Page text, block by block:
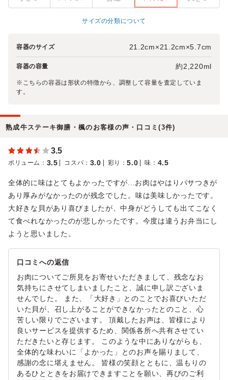
サイズの分類について
容器のサイズ 21.2cm×21.2cm×5.7cm
容器の容量 約2,220ml
※こちらの容器は形状の特徴から、調整して容量を査定していま
す。
熟成牛ステーキ御膳・楓のお客様の声・口コミ(3件)
3.5
ボリューム ： 3.5 コスパ ： 3.0 彩り ：5.0 味 ： 4.5
全体的に味はとてもよかったですが...お肉はやはりパサつきが
あり厚みがなかったのが残念でした。味は美味しかったです。
大好きな貝があり喜びましたが、中身がどうしても出てこなく
て食べれなかったのが悲しかったです。今度は違うお弁当にし
ようと思いました。
口コミへの返信
お肉についてご所見をお寄せいただきまして、残念なお
気持ちにさせてしまいましたこと、誠に申し訳ございま
せんでした。 また、「大好き」とのことでお喜びいただ
いた貝が、召し上がることができなかったとのこと、心
苦しい限りでございます。 頂戴したお声は、皆様により
良いサービスを提供するため、関係各所へ共有させてい
ただきたいと存じます。 このような中にありながらも、
全体的な味わいに「よかった」とのお声を賜りまして、
感謝の念に堪えません。 皆様の笑顔とともに、温もりの
あるひとときをお届けできますことを願い、再びのご利